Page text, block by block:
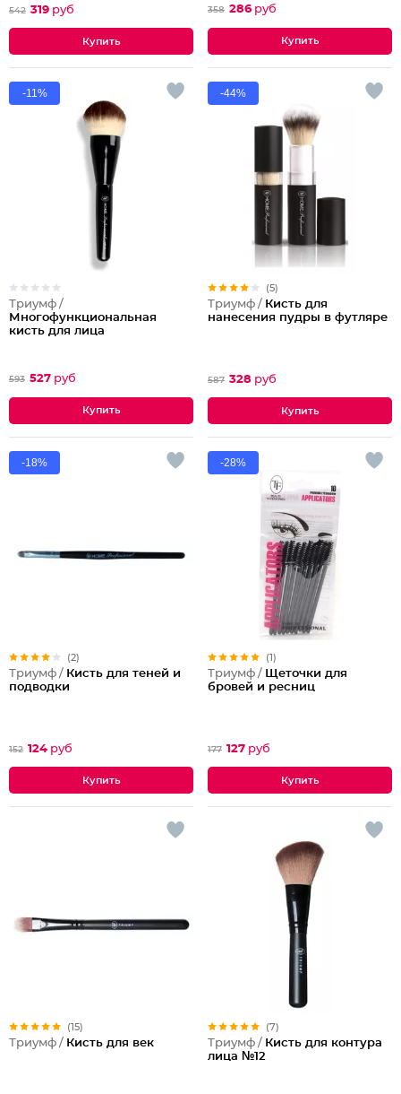
542 319 руб 358 286 руб
-11%
Триумф /
Многофункциональная
кисть для лица
593 527 руб
-44%
(5)
Триумф / Кисть для
нанесения пудры в футляре
587 328 руб
-18%
(2)
Триумф / Кисть для теней и
подводки
152 124 руб
-28%
(1)
Триумф / Щеточки для
бровей и ресниц
177 127 руб
(15)
Триумф / Кисть для век
(7)
Триумф / Кисть для контура
лица №12